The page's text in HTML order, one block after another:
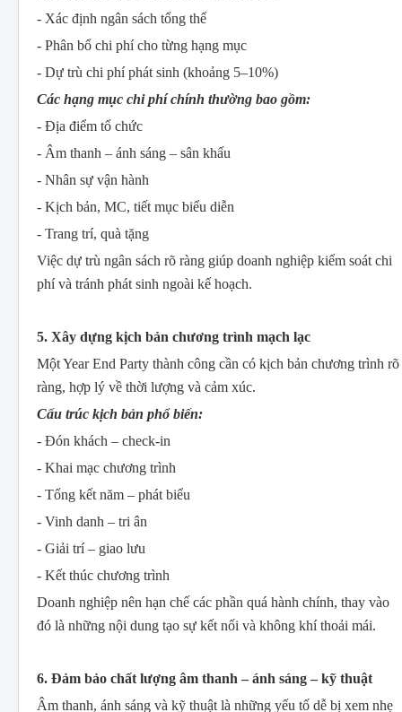
- Xác định ngân sách tổng thể
- Phân bổ chi phí cho từng hạng mục
- Dự trù chi phí phát sinh (khoảng 5–10%)
Các hạng mục chi phí chính thường bao gồm:
- Địa điểm tổ chức
- Âm thanh – ánh sáng – sân khấu
- Nhân sự vận hành
- Kịch bản, MC, tiết mục biểu diễn
- Trang trí, quà tặng
Việc dự trù ngân sách rõ ràng giúp doanh nghiệp kiểm soát chi
phí và tránh phát sinh ngoài kế hoạch.
5. Xây dựng kịch bản chương trình mạch lạc
Một Year End Party thành công cần có kịch bản chương trình rõ
ràng, hợp lý về thời lượng và cảm xúc.
Cấu trúc kịch bản phổ biến:
- Đón khách – check-in
- Khai mạc chương trình
- Tổng kết năm – phát biểu
- Vinh danh – tri ân
- Giải trí – giao lưu
- Kết thúc chương trình
Doanh nghiệp nên hạn chế các phần quá hành chính, thay vào
đó là những nội dung tạo sự kết nối và không khí thoải mái.
6. Đảm bảo chất lượng âm thanh – ánh sáng – kỹ thuật
Âm thanh, ánh sáng và kỹ thuật là những yếu tố dễ bị xem nhẹ